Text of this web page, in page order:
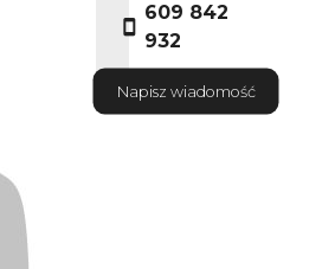
609 842
932
Napisz wiadomość